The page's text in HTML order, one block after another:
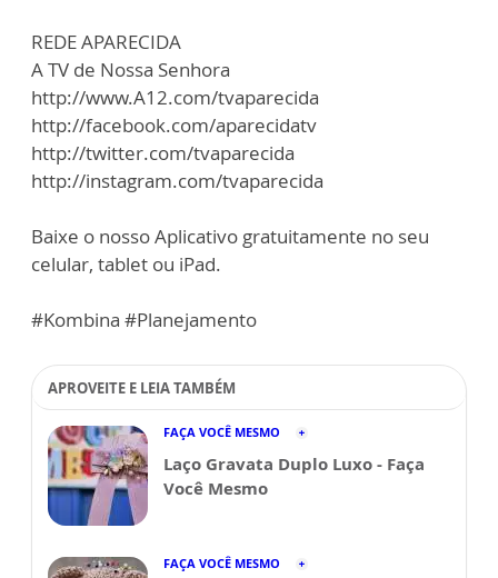
REDE APARECIDA
A TV de Nossa Senhora
http://www.A12.com/tvaparecida
http://facebook.com/aparecidatv
http://twitter.com/tvaparecida
http://instagram.com/tvaparecida
Baixe o nosso Aplicativo gratuitamente no seu
celular, tablet ou iPad.
#Kombina #Planejamento
APROVEITE E LEIA TAMBÉM
FAÇA VOCÊ MESMO
Laço Gravata Duplo Luxo - Faça
Você Mesmo
FAÇA VOCÊ MESMO